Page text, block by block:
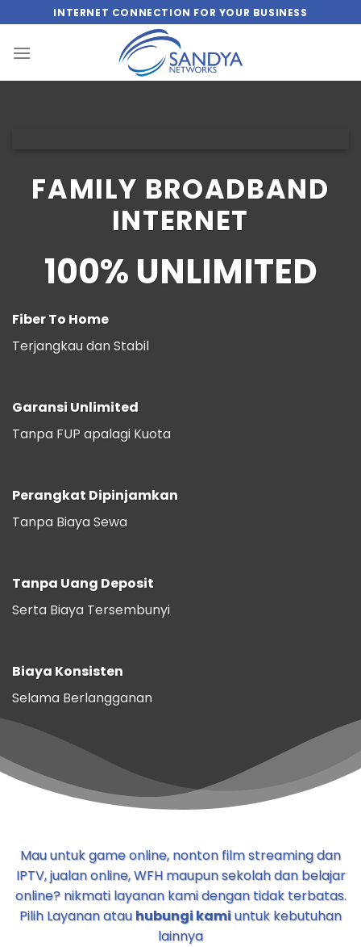
to
content
INTERNET CONNECTION FOR YOUR BUSINESS
FAMILY BROADBAND
INTERNET
100% UNLIMITED
Fiber To Home
Terjangkau dan Stabil
Garansi Unlimited
Tanpa FUP apalagi Kuota
Perangkat Dipinjamkan
Tanpa Biaya Sewa
Tanpa Uang Deposit
Serta Biaya Tersembunyi
Biaya Konsisten
Selama Berlangganan
Mau untuk game online, nonton film streaming dan
IPTV, jualan online, WFH maupun sekolah dan belajar
online? nikmati layanan kami dengan tidak terbatas.
Pilih Layanan atau hubungi kamiuntuk kebutuhan
lainnya